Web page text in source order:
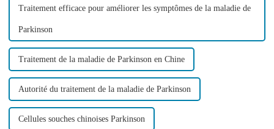
Traitement efficace pour améliorer les symptômes de la maladie de
Parkinson
Traitement de la maladie de Parkinson en Chine
Autorité du traitement de la maladie de Parkinson
Cellules souches chinoises Parkinson